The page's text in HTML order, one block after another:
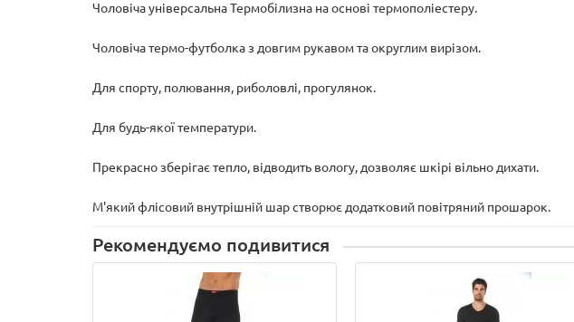
Чоловіча універсальна Термобілизна на основі термополіестеру.
Чоловіча термо-футболка з довгим рукавом та округлим вирізом.
Для спорту, полювання, риболовлі, прогулянок.
Для будь-якої температури.
Прекрасно зберігає тепло, відводить вологу, дозволяє шкірі вільно дихати.
М'який флісовий внутрішній шар створює додатковий повітряний прошарок.
Рекомендуємо подивитися